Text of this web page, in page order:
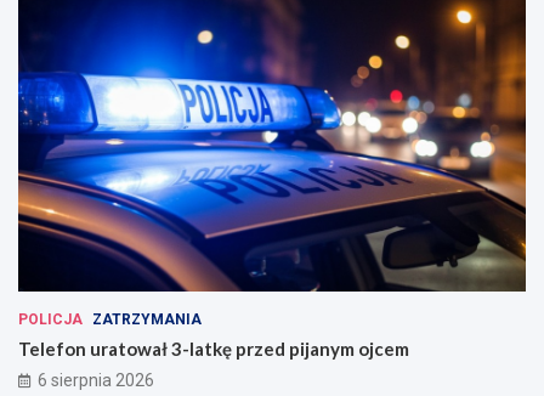
POLICJA ZATRZYMANIA
Telefon uratował 3-latkę przed pijanym ojcem
6 sierpnia 2026